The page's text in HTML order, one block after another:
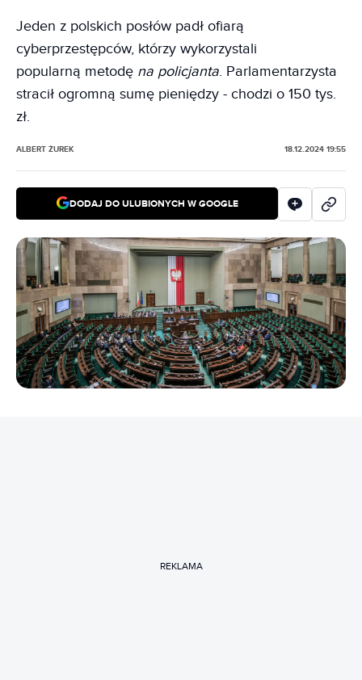
Jeden z polskich posłów padł ofiarą
cyberprzestępców, którzy wykorzystali
popularną metodę na policjanta. Parlamentarzysta
stracił ogromną sumę pieniędzy - chodzi o 150 tys.
zł.
ALBERT ŻUREK 18.12.2024 19:55
DODAJ DO ULUBIONYCH W GOOGLE
REKLAMA